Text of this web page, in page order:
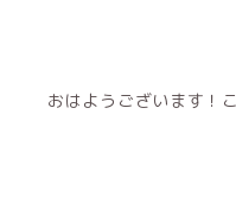
おはようございます！